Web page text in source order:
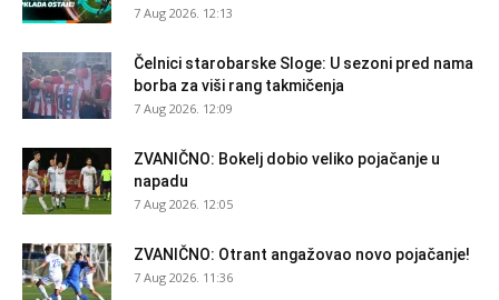
7 Aug 2026. 12:13
Čelnici starobarske Sloge: U sezoni pred nama
borba za viši rang takmičenja
7 Aug 2026. 12:09
ZVANIČNO: Bokelj dobio veliko pojačanje u
napadu
7 Aug 2026. 12:05
ZVANIČNO: Otrant angažovao novo pojačanje!
7 Aug 2026. 11:36